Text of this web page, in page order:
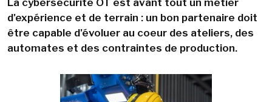
La cybersécurité OT est avant tout un métier
d'expérience et de terrain : un bon partenaire doit
être capable d'évoluer au coeur des ateliers, des
automates et des contraintes de production.